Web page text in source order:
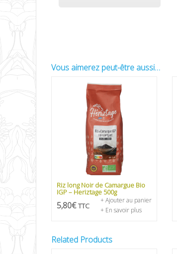
Vous aimerez peut-être aussi…
Riz long Noir de Camargue Bio
IGP – Heriztage 500g
5,80€ TTC
+ Ajouter au panier
+ En savoir plus
Related Products